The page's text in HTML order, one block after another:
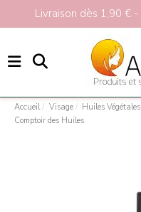
Livraison dès 1,90 € -
Accueil Visage Huiles Végétales
Comptoir des Huiles